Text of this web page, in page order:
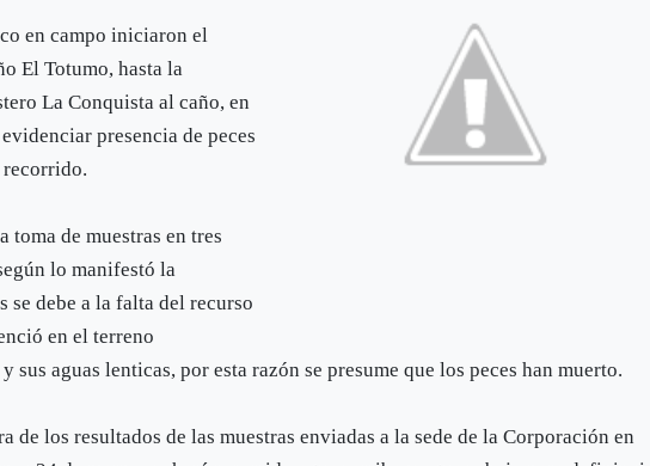
en campo iniciaron el
El Totumo, hasta la
La Conquista al caño, en
presencia de peces
recorrido.
toma de muestras en tres
lo manifestó la
se debe a la falta del recurso
en el terreno
sus aguas lenticas, por esta razón se presume que los peces han muerto.
de los resultados de las muestras enviadas a la sede de la Corporación en